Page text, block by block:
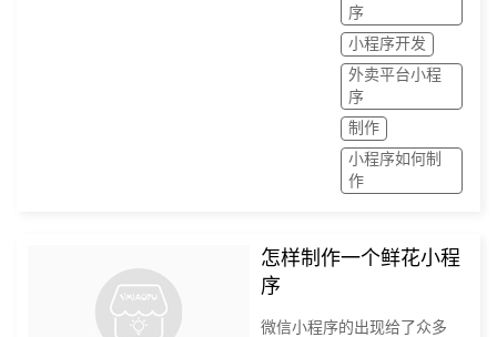
能称作是一种跨时代的发
明，方便了人们各类的需求
序
小程序开发
外卖平台小程
序
制作
小程序如何制
作
怎样制作一个鲜花小程
序
微信小程序的出现给了众多